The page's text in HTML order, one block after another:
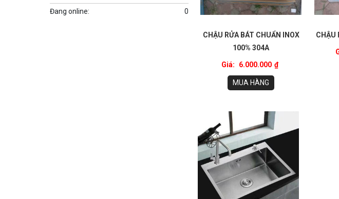
CHẬU RỬA BÁT CHUẨN INOX
100% 304A
Giá: 6.000.000 ₫
MUA HÀNG
CHẬU
0
Đang online: